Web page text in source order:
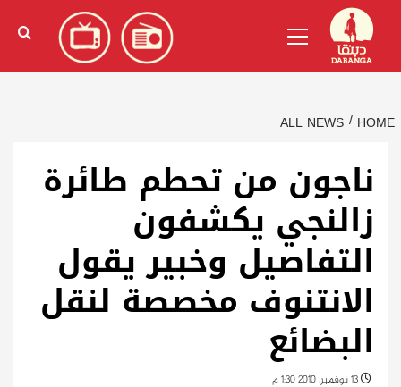
content
الإنجليزية)
Menu
HOME
ALL NEWS
ناجون من تحطم طائرة
زالنجي يكشفون
التفاصيل وخبير يقول
الانتنوف مخصصة لنقل
البضائع